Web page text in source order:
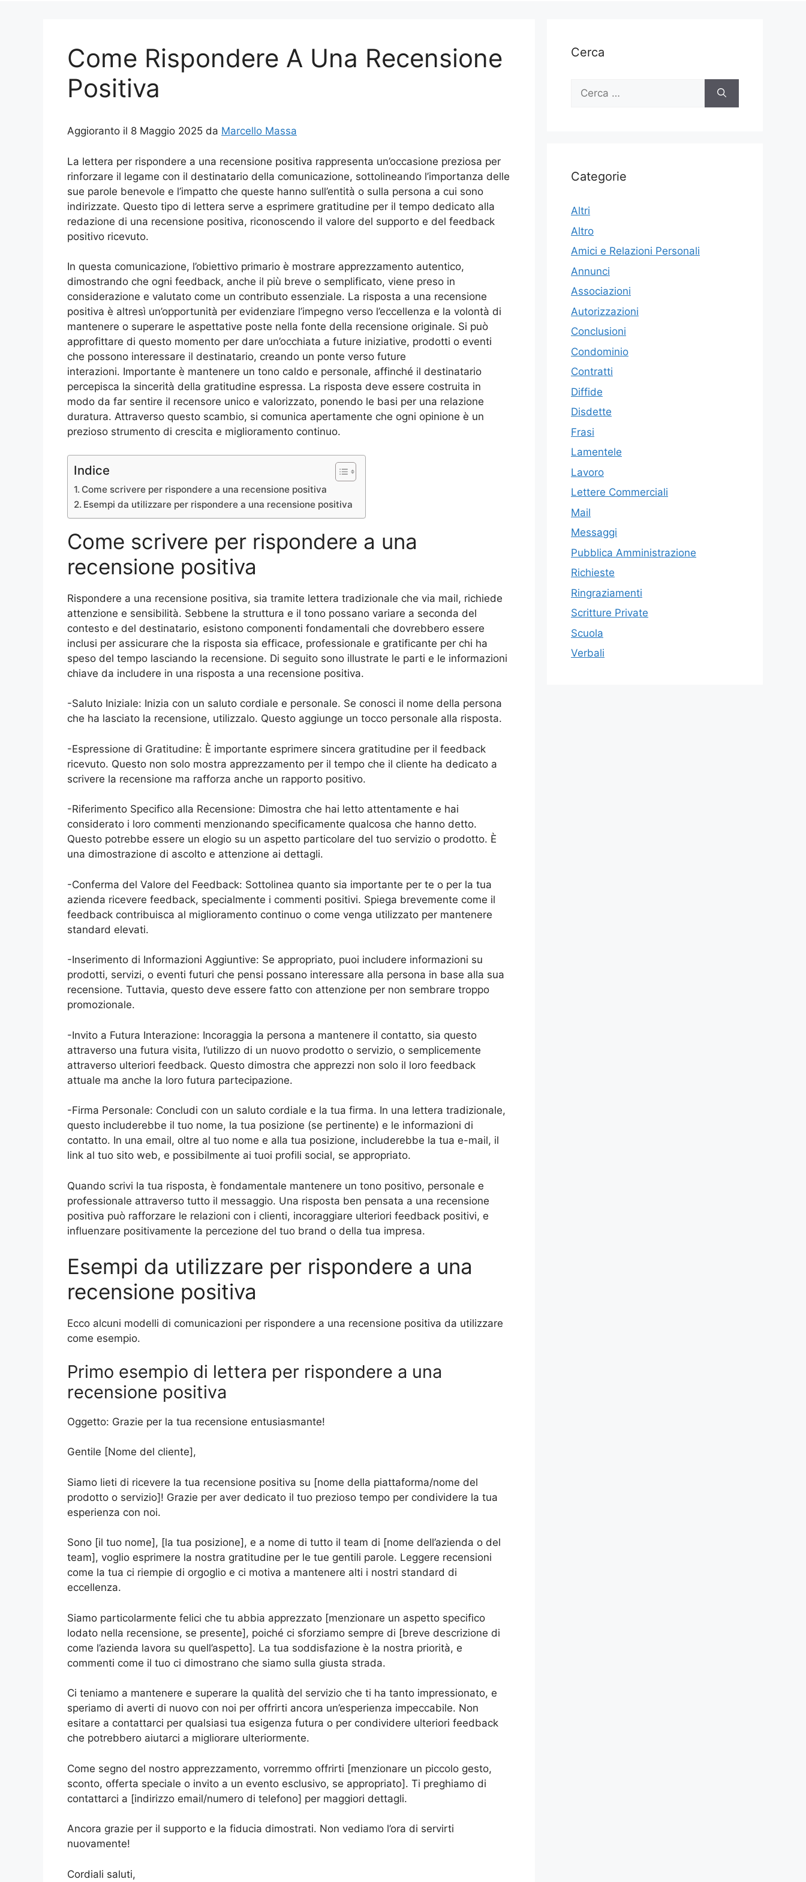
Come Rispondere A Una Recensione
Positiva
Aggioranto il 8 Maggio 2025 da Marcello Massa
La lettera per rispondere a una recensione positiva rappresenta un’occasione preziosa per
rinforzare il legame con il destinatario della comunicazione, sottolineando l’importanza delle
sue parole benevole e l’impatto che queste hanno sull’entità o sulla persona a cui sono
indirizzate. Questo tipo di lettera serve a esprimere gratitudine per il tempo dedicato alla
redazione di una recensione positiva, riconoscendo il valore del supporto e del feedback
positivo ricevuto.
In questa comunicazione, l’obiettivo primario è mostrare apprezzamento autentico,
dimostrando che ogni feedback, anche il più breve o semplificato, viene preso in
considerazione e valutato come un contributo essenziale. La risposta a una recensione
positiva è altresì un’opportunità per evidenziare l’impegno verso l’eccellenza e la volontà di
mantenere o superare le aspettative poste nella fonte della recensione originale. Si può
approfittare di questo momento per dare un’occhiata a future iniziative, prodotti o eventi
che possono interessare il destinatario, creando un ponte verso future
interazioni. Importante è mantenere un tono caldo e personale, affinché il destinatario
percepisca la sincerità della gratitudine espressa. La risposta deve essere costruita in
modo da far sentire il recensore unico e valorizzato, ponendo le basi per una relazione
duratura. Attraverso questo scambio, si comunica apertamente che ogni opinione è un
prezioso strumento di crescita e miglioramento continuo.
Indice
Come scrivere per rispondere a una recensione positiva
Esempi da utilizzare per rispondere a una recensione positiva
Come scrivere per rispondere a una
recensione positiva
Rispondere a una recensione positiva, sia tramite lettera tradizionale che via mail, richiede
attenzione e sensibilità. Sebbene la struttura e il tono possano variare a seconda del
contesto e del destinatario, esistono componenti fondamentali che dovrebbero essere
inclusi per assicurare che la risposta sia efficace, professionale e gratificante per chi ha
speso del tempo lasciando la recensione. Di seguito sono illustrate le parti e le informazioni
chiave da includere in una risposta a una recensione positiva.
-Saluto Iniziale: Inizia con un saluto cordiale e personale. Se conosci il nome della persona
che ha lasciato la recensione, utilizzalo. Questo aggiunge un tocco personale alla risposta.
-Espressione di Gratitudine: È importante esprimere sincera gratitudine per il feedback
ricevuto. Questo non solo mostra apprezzamento per il tempo che il cliente ha dedicato a
scrivere la recensione ma rafforza anche un rapporto positivo.
-Riferimento Specifico alla Recensione: Dimostra che hai letto attentamente e hai
considerato i loro commenti menzionando specificamente qualcosa che hanno detto.
Questo potrebbe essere un elogio su un aspetto particolare del tuo servizio o prodotto. È
una dimostrazione di ascolto e attenzione ai dettagli.
-Conferma del Valore del Feedback: Sottolinea quanto sia importante per te o per la tua
azienda ricevere feedback, specialmente i commenti positivi. Spiega brevemente come il
feedback contribuisca al miglioramento continuo o come venga utilizzato per mantenere
standard elevati.
-Inserimento di Informazioni Aggiuntive: Se appropriato, puoi includere informazioni su
prodotti, servizi, o eventi futuri che pensi possano interessare alla persona in base alla sua
recensione. Tuttavia, questo deve essere fatto con attenzione per non sembrare troppo
promozionale.
-Invito a Futura Interazione: Incoraggia la persona a mantenere il contatto, sia questo
attraverso una futura visita, l’utilizzo di un nuovo prodotto o servizio, o semplicemente
attraverso ulteriori feedback. Questo dimostra che apprezzi non solo il loro feedback
attuale ma anche la loro futura partecipazione.
-Firma Personale: Concludi con un saluto cordiale e la tua firma. In una lettera tradizionale,
questo includerebbe il tuo nome, la tua posizione (se pertinente) e le informazioni di
contatto. In una email, oltre al tuo nome e alla tua posizione, includerebbe la tua e-mail, il
link al tuo sito web, e possibilmente ai tuoi profili social, se appropriato.
Quando scrivi la tua risposta, è fondamentale mantenere un tono positivo, personale e
professionale attraverso tutto il messaggio. Una risposta ben pensata a una recensione
positiva può rafforzare le relazioni con i clienti, incoraggiare ulteriori feedback positivi, e
influenzare positivamente la percezione del tuo brand o della tua impresa.
Esempi da utilizzare per rispondere a una
recensione positiva
Ecco alcuni modelli di comunicazioni per rispondere a una recensione positiva da utilizzare
come esempio.
Primo esempio di lettera per rispondere a una
recensione positiva
Oggetto: Grazie per la tua recensione entusiasmante!
Gentile [Nome del cliente],
Siamo lieti di ricevere la tua recensione positiva su [nome della piattaforma/nome del
prodotto o servizio]! Grazie per aver dedicato il tuo prezioso tempo per condividere la tua
esperienza con noi.
Sono [il tuo nome], [la tua posizione], e a nome di tutto il team di [nome dell’azienda o del
team], voglio esprimere la nostra gratitudine per le tue gentili parole. Leggere recensioni
come la tua ci riempie di orgoglio e ci motiva a mantenere alti i nostri standard di
eccellenza.
Siamo particolarmente felici che tu abbia apprezzato [menzionare un aspetto specifico
lodato nella recensione, se presente], poiché ci sforziamo sempre di [breve descrizione di
come l’azienda lavora su quell’aspetto]. La tua soddisfazione è la nostra priorità, e
commenti come il tuo ci dimostrano che siamo sulla giusta strada.
Ci teniamo a mantenere e superare la qualità del servizio che ti ha tanto impressionato, e
speriamo di averti di nuovo con noi per offrirti ancora un’esperienza impeccabile. Non
esitare a contattarci per qualsiasi tua esigenza futura o per condividere ulteriori feedback
che potrebbero aiutarci a migliorare ulteriormente.
Come segno del nostro apprezzamento, vorremmo offrirti [menzionare un piccolo gesto,
sconto, offerta speciale o invito a un evento esclusivo, se appropriato]. Ti preghiamo di
contattarci a [indirizzo email/numero di telefono] per maggiori dettagli.
Ancora grazie per il supporto e la fiducia dimostrati. Non vediamo l’ora di servirti
nuovamente!
Cordiali saluti,
Cerca
Ricerca
Categorie
Altri
Altro
Amici e Relazioni Personali
Annunci
Associazioni
Autorizzazioni
Conclusioni
Condominio
Contratti
Diffide
Disdette
Frasi
Lamentele
Lavoro
Lettere Commerciali
Mail
Messaggi
Pubblica Amministrazione
Richieste
Ringraziamenti
Scritture Private
Scuola
Verbali